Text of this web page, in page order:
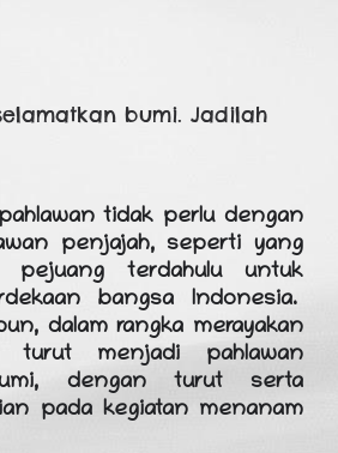
bumi. Jadilah
tidak perlu dengan
penjajah, seperti yang
pejuang terdahulu untuk
bangsa Indonesia.
dalam rangka merayakan
turut menjadi pahlawan
dengan turut serta
pada kegiatan menanam